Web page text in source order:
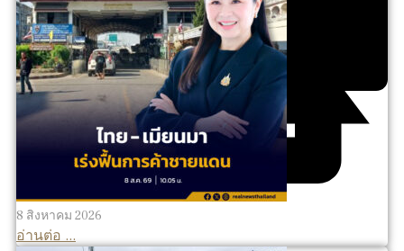
8 สิงหาคม 2026
อ่านต่อ ...